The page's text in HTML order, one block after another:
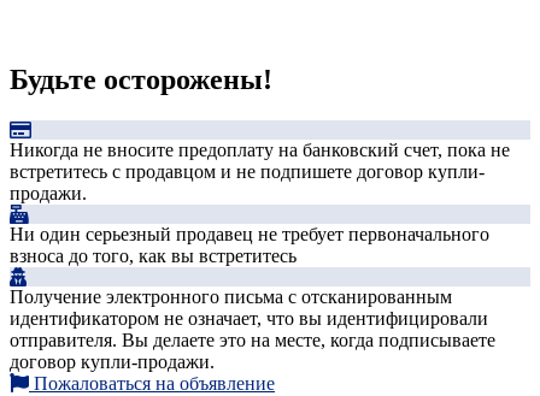
Будьте осторожены!
Никогда не вносите предоплату на банковский счет, пока не
встретитесь с продавцом и не подпишете договор купли-
продажи.
Ни один серьезный продавец не требует первоначального
взноса до того, как вы встретитесь
Получение электронного письма с отсканированным
идентификатором не означает, что вы идентифицировали
отправителя. Вы делаете это на месте, когда подписываете
договор купли-продажи.
Пожаловаться на объявление